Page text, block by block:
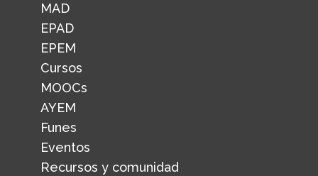
MAD
EPAD
EPEM
Cursos
MOOCs
AYEM
Funes
Eventos
Recursos y comunidad